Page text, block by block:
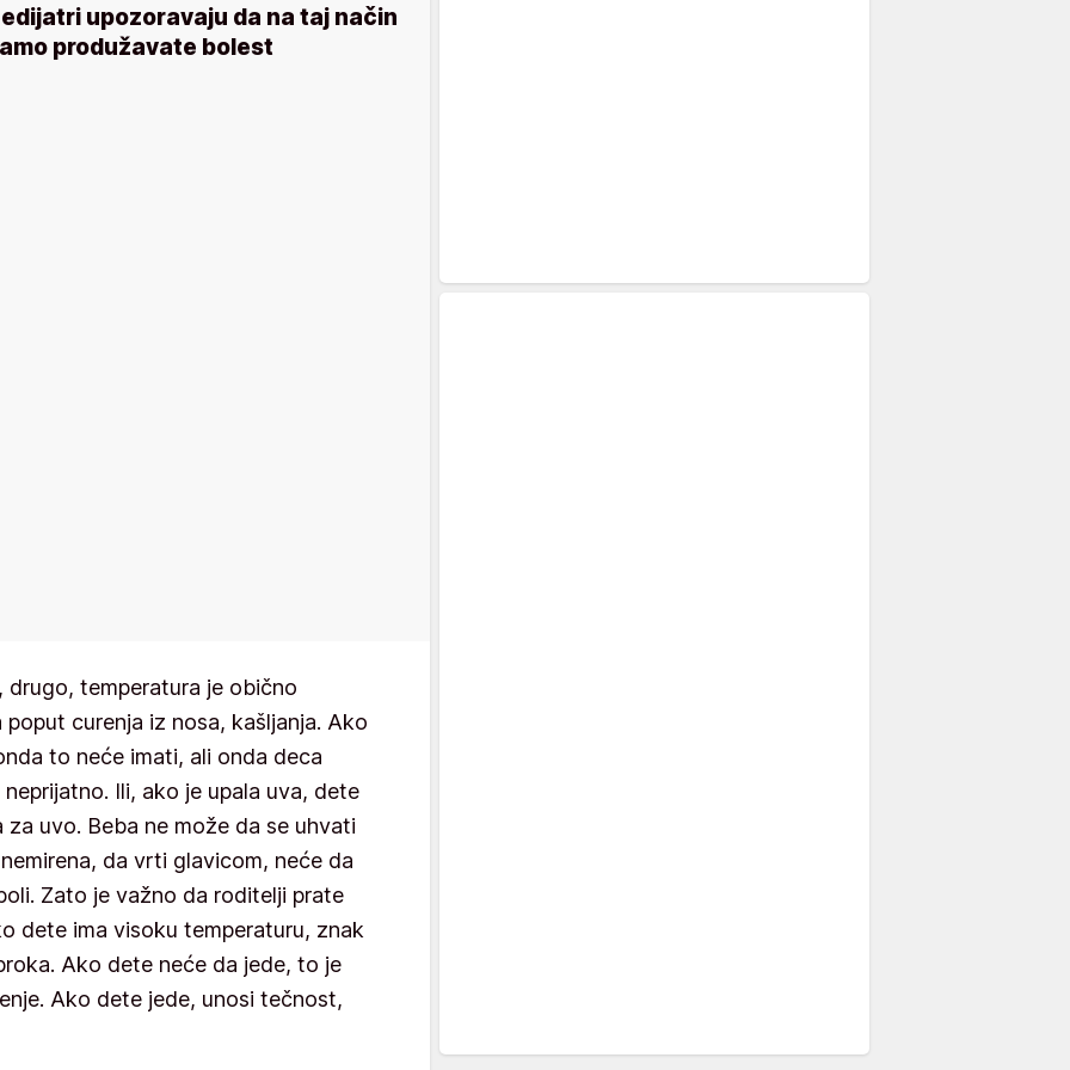
upozoravaju da na taj način
produžavate bolest
drugo, temperatura je obično
curenja iz nosa, kašljanja. Ako
to neće imati, ali onda deca
Ili, ako je upala uva, dete
uvo. Beba ne može da se uhvati
da vrti glavicom, neće da
Zato je važno da roditelji prate
dete ima visoku temperaturu, znak
Ako dete neće da jede, to je
Ako dete jede, unosi tečnost,